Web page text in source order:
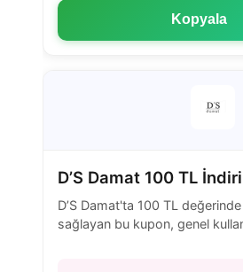
Kopyala
D’S Damat 100 TL
D’S Damat'ta 100 TL
sağlayan bu kupon, genel